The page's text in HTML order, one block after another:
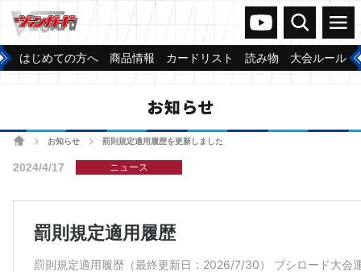
ヴァンガードch
検索 メニュー
はじめての方へ 商品情報 カードリスト 読み物 大会ルール
お知らせ
ホームお知らせ 罰則規定適用履歴を更新しました
2024/4/17 ニュース